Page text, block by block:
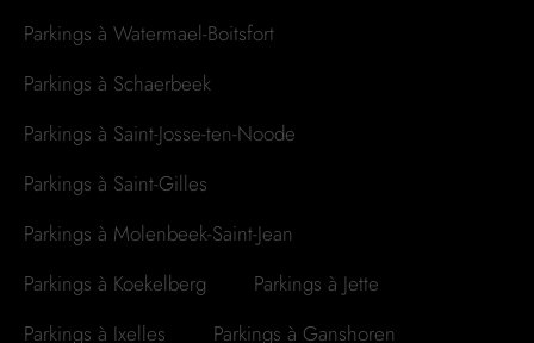
Parkings à Watermael-Boitsfort
Parkings à Schaerbeek
Parkings à Saint-Josse-ten-Noode
Parkings à Saint-Gilles
Parkings à Molenbeek-Saint-Jean
Parkings à Koekelberg
Parkings à Jette
Parkings à Ixelles
Parkings à Ganshoren